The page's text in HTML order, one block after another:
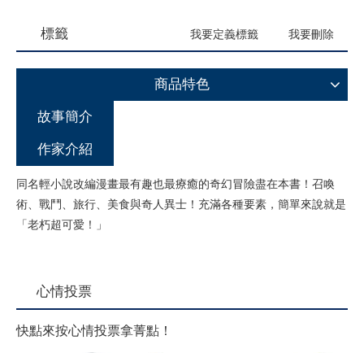
標籤 我要定義標籤 我要刪除
商品特色
故事簡介
作家介紹
同名輕小說改編漫畫最有趣也最療癒的奇幻冒險盡在本書！召喚
術、戰鬥、旅行、美食與奇人異士！充滿各種要素，簡單來說就是
「老朽超可愛！」
心情投票
快點來按心情投票拿菁點！